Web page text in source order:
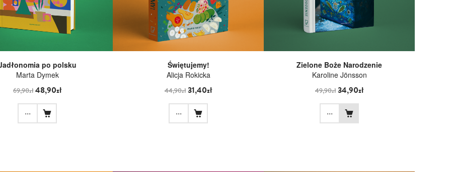
po polsku
Marta Dymek
69,90zł48,90zł
...
Świętujemy!
Alicja Rokicka
44,90zł31,40zł
...
Zielone Boże Narodzenie
Karoline Jönsson
49,90zł34,90zł
...